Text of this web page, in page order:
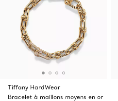
Tiffany HardWear
Bracelet à maillons moyens en or